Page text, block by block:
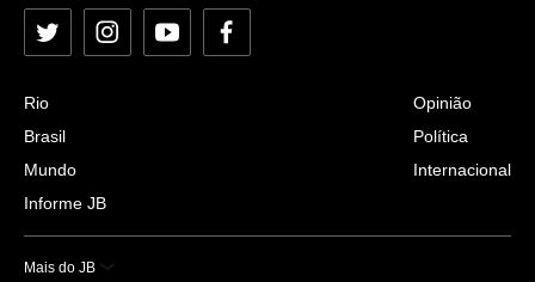
Twitter InstagramYouTubeFacebook
Rio
Brasil
Mundo
Informe JB
Opinião
Política
Internacional
Mais do JB